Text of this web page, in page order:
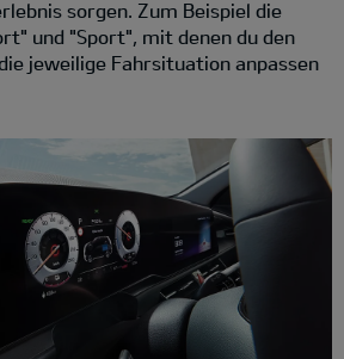
sorgen. Zum Beispiel die
und "Sport", mit denen du den
jeweilige Fahrsituation anpassen